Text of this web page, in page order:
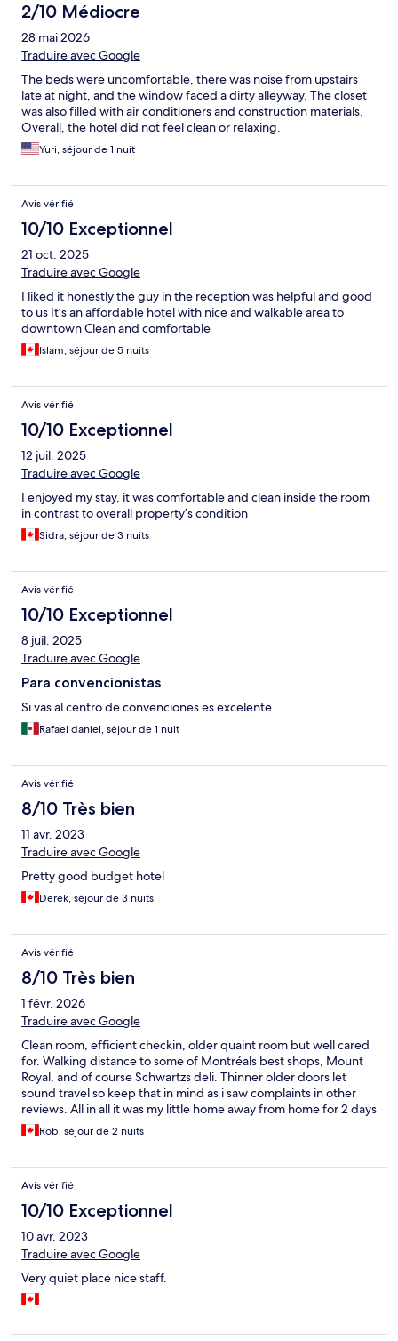
2/10 Médiocre
28 mai 2026
Traduire avec Google
The beds were uncomfortable, there was noise from upstairs
late at night, and the window faced a dirty alleyway. The closet
was also filled with air conditioners and construction materials.
Overall, the hotel did not feel clean or relaxing.
Yuri, séjour de 1 nuit
Avis vérifié
10/10 Exceptionnel
21 oct. 2025
Traduire avec Google
I liked it honestly the guy in the reception was helpful and good
to us It’s an affordable hotel with nice and walkable area to
downtown Clean and comfortable
Islam, séjour de 5 nuits
Avis vérifié
10/10 Exceptionnel
12 juil. 2025
Traduire avec Google
I enjoyed my stay, it was comfortable and clean inside the room
in contrast to overall property’s condition
Sidra, séjour de 3 nuits
Avis vérifié
10/10 Exceptionnel
8 juil. 2025
Traduire avec Google
Para convencionistas
Si vas al centro de convenciones es excelente
Rafael daniel, séjour de 1 nuit
Avis vérifié
8/10 Très bien
11 avr. 2023
Traduire avec Google
Pretty good budget hotel
Derek, séjour de 3 nuits
Avis vérifié
8/10 Très bien
1 févr. 2026
Traduire avec Google
Clean room, efficient checkin, older quaint room but well cared
for. Walking distance to some of Montréals best shops, Mount
Royal, and of course Schwartzs deli. Thinner older doors let
sound travel so keep that in mind as i saw complaints in other
reviews. All in all it was my little home away from home for 2 days
and i liked it
Rob, séjour de 2 nuits
Avis vérifié
10/10 Exceptionnel
10 avr. 2023
Traduire avec Google
Very quiet place nice staff.